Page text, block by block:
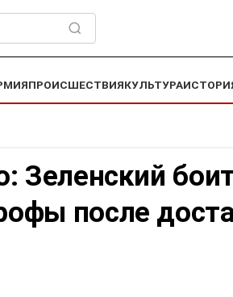
ПРОИСШЕСТВИЯКУЛЬТУРА
Зеленский
после